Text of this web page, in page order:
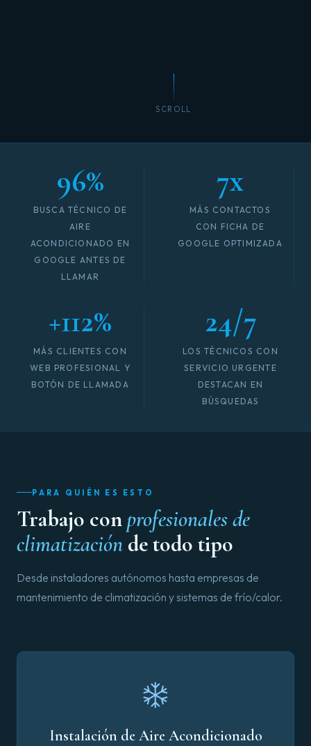
SCROLL
96%
BUSCA TÉCNICO DE
AIRE
ACONDICIONADO EN
GOOGLE ANTES DE
LLAMAR
7x
MÁS CONTACTOS
CON FICHA DE
GOOGLE OPTIMIZADA
+112%
MÁS CLIENTES CON
WEB PROFESIONAL Y
BOTÓN DE LLAMADA
24/7
LOS TÉCNICOS CON
SERVICIO URGENTE
DESTACAN EN
BÚSQUEDAS
PARA QUIÉN ES ESTO
Trabajo conprofesionales de
climatización de todo tipo
Desde instaladores autónomos hasta empresas de
mantenimiento de climatización y sistemas de frío/calor.
Instalación de Aire Acondicionado